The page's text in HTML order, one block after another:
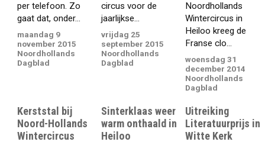
per telefoon. Zo
gaat dat, onder...
maandag 9
november 2015
Noordhollands
Dagblad
circus voor de
jaarlijkse...
vrijdag 25
september 2015
Noordhollands
Dagblad
Noordhollands
Wintercircus in
Heiloo kreeg de
Franse clo...
woensdag 31
december 2014
Noordhollands
Dagblad
Kerststal bij
Noord-Hollands
Wintercircus
Sinterklaas weer
warm onthaald in
Heiloo
Uitreiking
Literatuurprijs in
Witte Kerk